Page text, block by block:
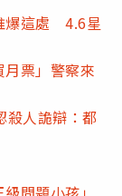
爆這處 4.6星
票」警察來
人詭辯：都